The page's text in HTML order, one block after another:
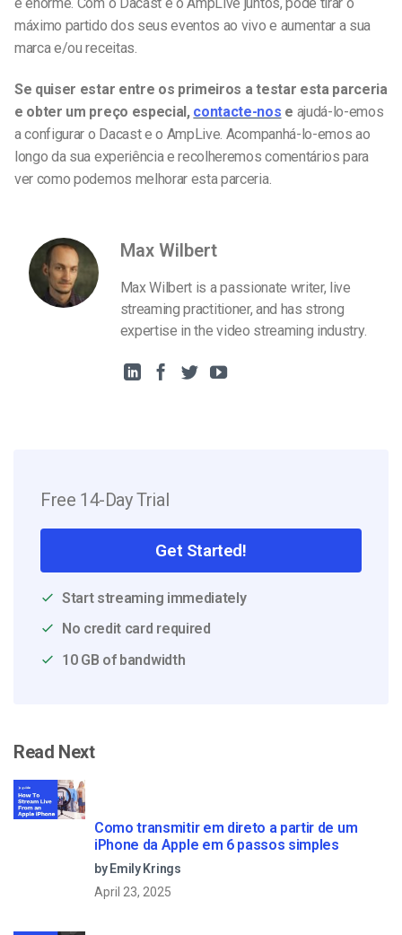
é enorme. Com o Dacast e o AmpLive juntos, pode tirar o
máximo partido dos seus eventos ao vivo e aumentar a sua
marca e/ou receitas.
Se quiser estar entre os primeiros a testar esta parceria
e obter um preço especial, contacte-nos e ajudá-lo-emos
a configurar o Dacast e o AmpLive. Acompanhá-lo-emos ao
longo da sua experiência e recolheremos comentários para
ver como podemos melhorar esta parceria.
Max Wilbert
Max Wilbert is a passionate writer, live
streaming practitioner, and has strong
expertise in the video streaming industry.
Free 14-Day Trial
Get Started!
Start streaming immediately
No credit card required
10 GB of bandwidth
Read Next
Como transmitir em direto a partir de um
iPhone da Apple em 6 passos simples
by Emily Krings
April 23, 2025